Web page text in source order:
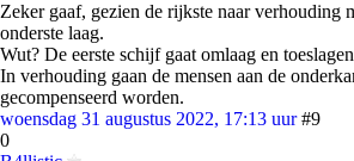
Zeker gaaf, gezien de rijkste naar verhouding
onderste laag.
Wut? De eerste schijf gaat omlaag en
In verhouding gaan de mensen aan de
gecompenseerd worden.
woensdag 31 augustus 2022, 17:13 uur #9
0